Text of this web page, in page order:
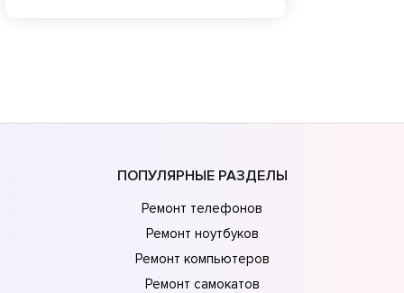
ПОПУЛЯРНЫЕ РАЗДЕЛЫ
Ремонт телефонов
Ремонт ноутбуков
Ремонт компьютеров
Ремонт самокатов